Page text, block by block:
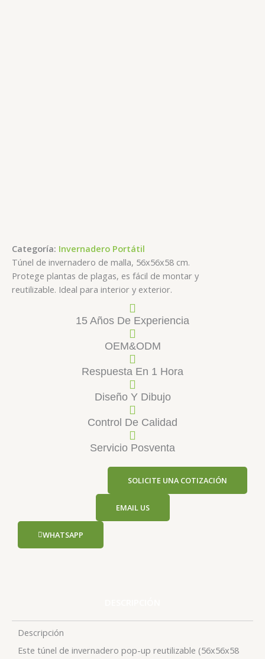
Categoría: Invernadero Portátil
Túnel de invernadero de malla, 56x56x58 cm.
Protege plantas de plagas, es fácil de montar y
reutilizable. Ideal para interior y exterior.
15 Años De Experiencia
OEM&ODM
Respuesta En 1 Hora
Diseño Y Dibujo
Control De Calidad
Servicio Posventa
SOLICITE UNA COTIZACIÓN
EMAIL US
WHATSAPP
Descripción
Este túnel de invernadero pop-up reutilizable (56x56x58